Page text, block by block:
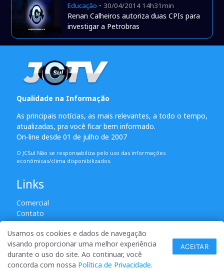
Educação - 30/04/2014 14h31min
Renan Calheiros autoriza duas CPIs para
investigar a Petrobras
Qualidade na Informação
As principais notícias, as mais relevantes, a todo o tempo,
atualizadas, pra você ficar bem informado.
On-line desde 01 de julho de 2007
O JCSul Não se responsabiliza pelo uso das informações
econômicas/clima disponibilizados.
Links
Comercial
Contato
© 2007 - 2026 Todos os direitos reservados. Permitida a
reprodução desde que creditadas as mídias e citada a fonte.
desenvolvido por ANSIM
Usamos os cookies e dados de navegação
visando proporcionar uma melhor experiência
durante o uso do site. Ao continuar, você
concorda com nossa Política de Privacidade.
ACEITAR